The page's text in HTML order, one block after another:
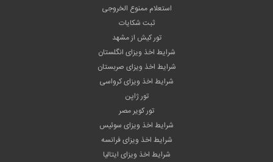
استعلام ممنوع الخروجی
ثبت شکایات
تور کیش از مشهد
شرایط اخذ ویزای انگلستان
شرایط اخذ ویزای صربستان
شرایط اخذ ویزای کرواسی
تور ژاپن
تور کویر مصر
شرایط اخذ ویزای سوئیس
شرایط اخذ ویزای فرانسه
شرایط اخذ ویزای ایتالیا